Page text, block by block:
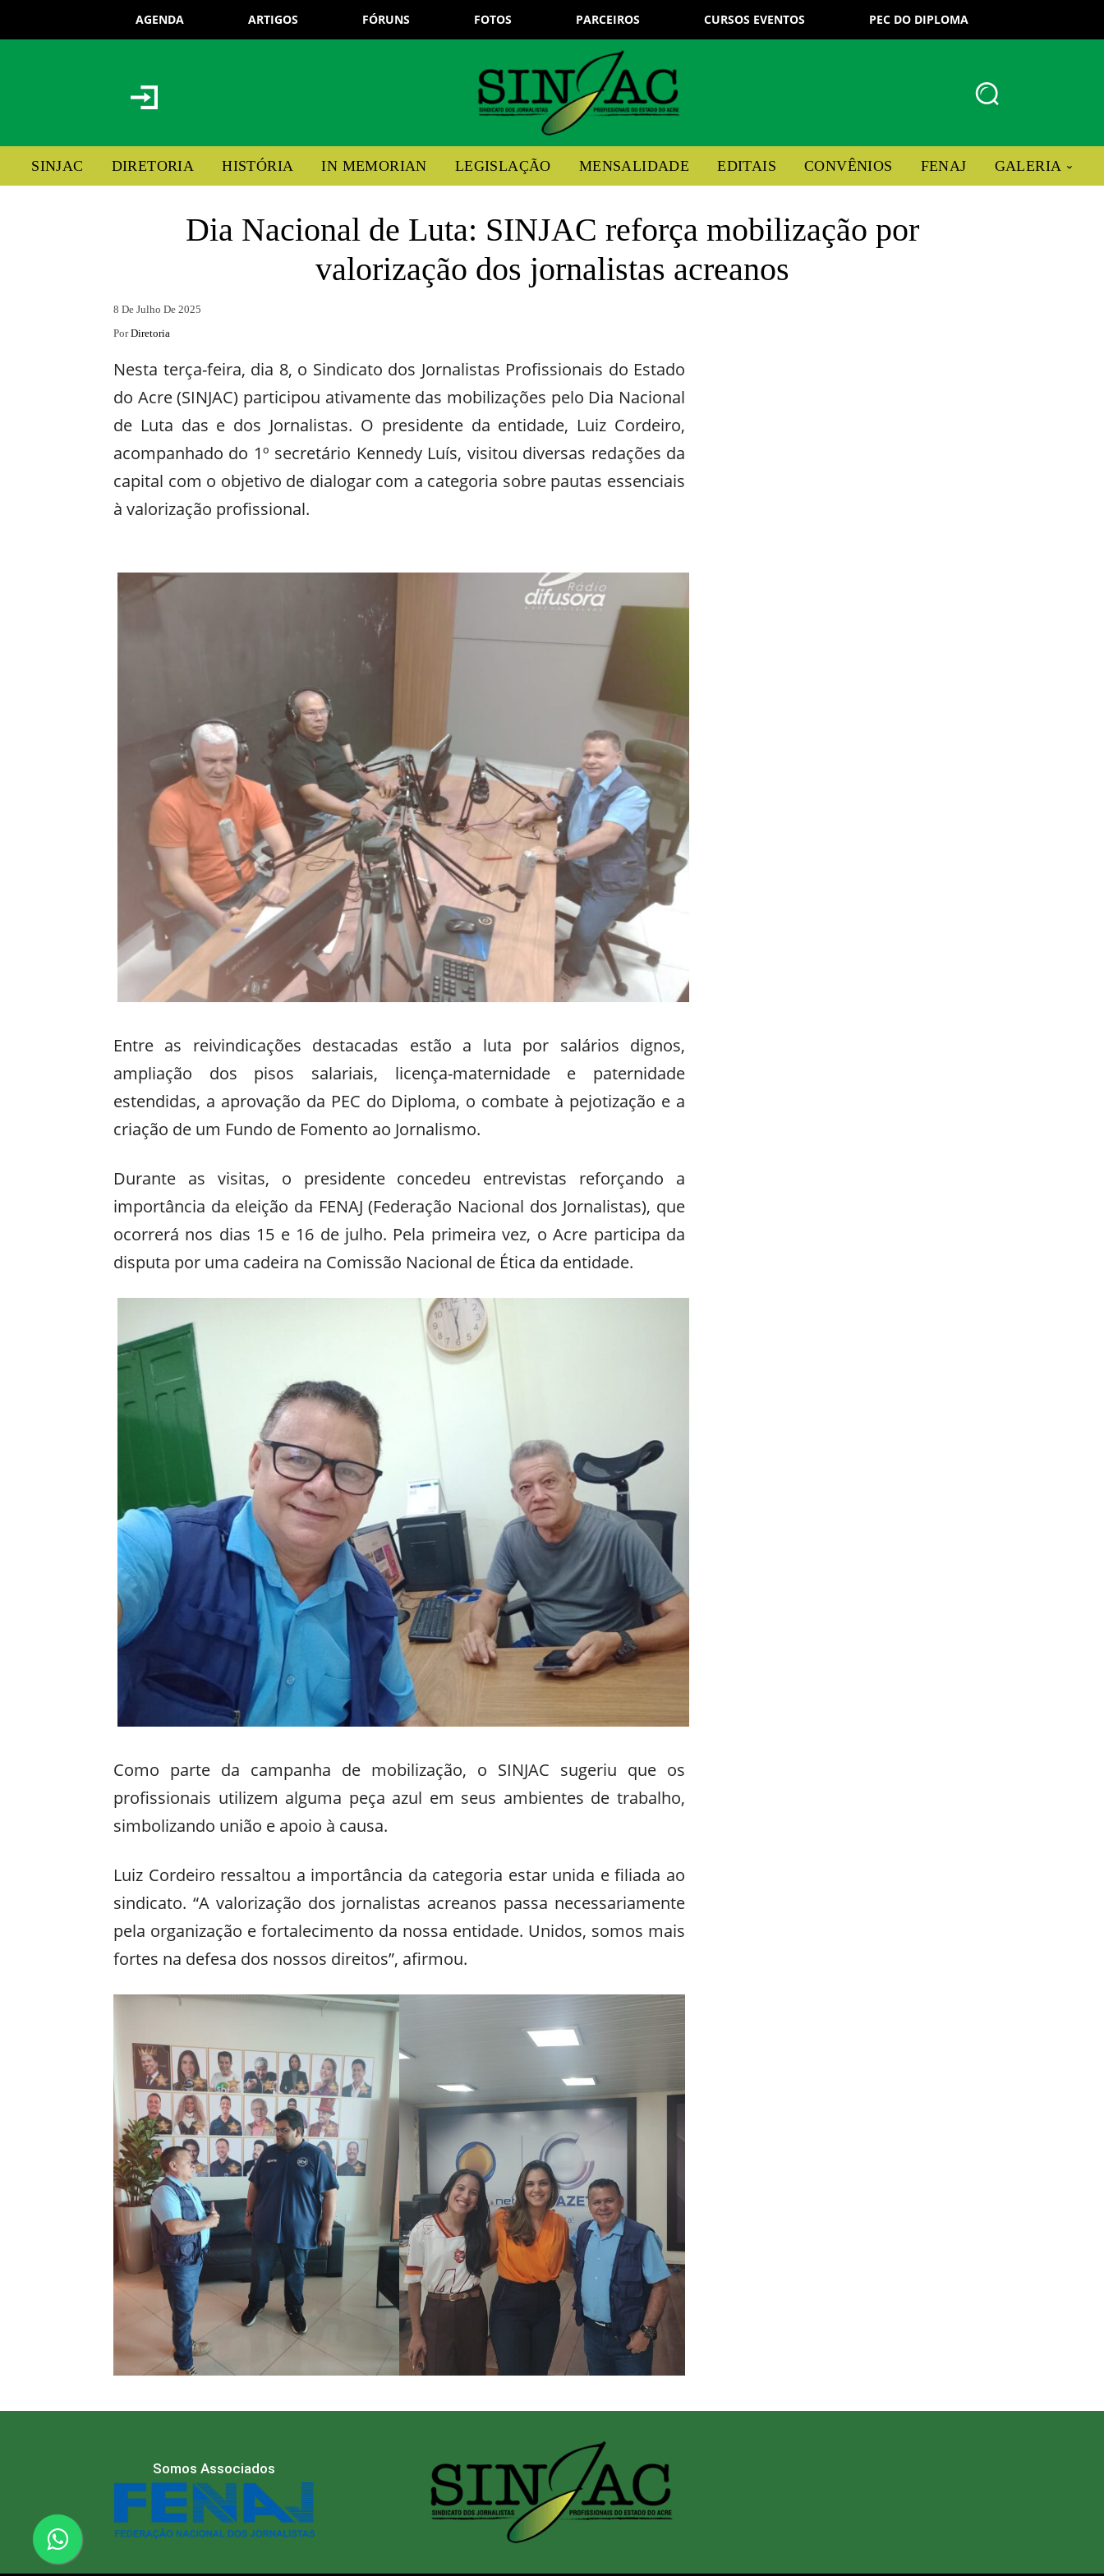
AGENDA ARTIGOS FÓRUNS FOTOS PARCEIROS CURSOS EVENTOS PEC DO DIPLOMA
SINJAC DIRETORIA HISTÓRIA IN MEMORIAN LEGISLAÇÃO MENSALIDADE EDITAIS CONVÊNIOS FENAJ GALERIA
Dia Nacional de Luta: SINJAC reforça mobilização por
valorização dos jornalistas acreanos
8 De Julho De 2025
Por Diretoria
Nesta terça-feira, dia 8, o Sindicato dos Jornalistas Profissionais do Estado
do Acre (SINJAC) participou ativamente das mobilizações pelo Dia Nacional
de Luta das e dos Jornalistas. O presidente da entidade, Luiz Cordeiro,
acompanhado do 1º secretário Kennedy Luís, visitou diversas redações da
capital com o objetivo de dialogar com a categoria sobre pautas essenciais
à valorização profissional.
Entre as reivindicações destacadas estão a luta por salários dignos,
ampliação dos pisos salariais, licença-maternidade e paternidade
estendidas, a aprovação da PEC do Diploma, o combate à pejotização e a
criação de um Fundo de Fomento ao Jornalismo.
Durante as visitas, o presidente concedeu entrevistas reforçando a
importância da eleição da FENAJ (Federação Nacional dos Jornalistas), que
ocorrerá nos dias 15 e 16 de julho. Pela primeira vez, o Acre participa da
disputa por uma cadeira na Comissão Nacional de Ética da entidade.
Como parte da campanha de mobilização, o SINJAC sugeriu que os
profissionais utilizem alguma peça azul em seus ambientes de trabalho,
simbolizando união e apoio à causa.
Luiz Cordeiro ressaltou a importância da categoria estar unida e filiada ao
sindicato. “A valorização dos jornalistas acreanos passa necessariamente
pela organização e fortalecimento da nossa entidade. Unidos, somos mais
fortes na defesa dos nossos direitos”, afirmou.
Somos Associados